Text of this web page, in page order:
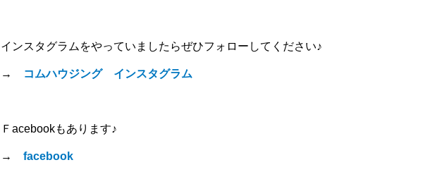
インスタグラムをやっていましたらぜひフォローしてください♪
→ コムハウジング インスタグラム
Ｆacebookもあります♪
→ facebook